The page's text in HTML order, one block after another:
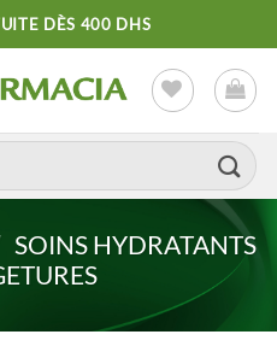
DÈS 400 DHS
SOINS HYDRATANTS